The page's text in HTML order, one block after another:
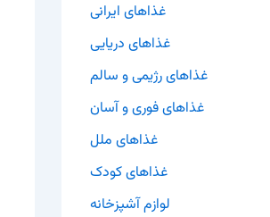
غذاهای ایرانی
غذاهای دریایی
غذاهای رژیمی و سالم
غذاهای فوری و آسان
غذاهای ملل
غذاهای کودک
لوازم آشپزخانه